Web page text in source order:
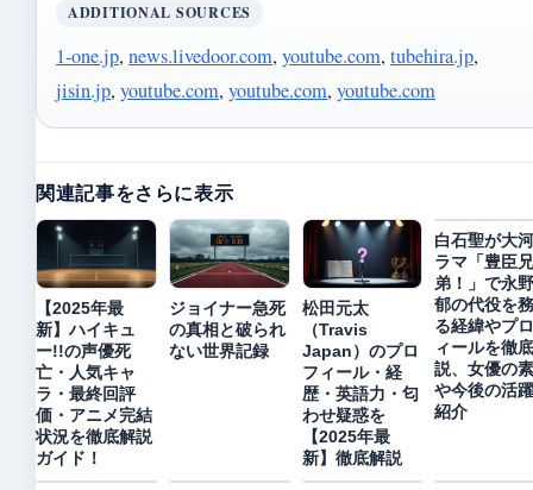
ADDITIONAL SOURCES
1-one.jp, news.livedoor.com, youtube.com, tubehira.jp,
jisin.jp, youtube.com, youtube.com, youtube.com
関連記事をさらに表示
【2025年最
新】ハイキュ
ー!!の声優死
亡・人気キャ
ラ・最終回評
価・アニメ完結
状況を徹底解説
ガイド！
ジョイナー急死
の真相と破られ
ない世界記録
松田元太
（Travis
Japan）のプロ
フィール・経
歴・英語力・匂
わせ疑惑を
【2025年最
新】徹底解説
白石聖が大
ラマ「豊臣
弟！」で永
郁の代役を
る経緯やプ
ィールを徹
説、女優の
や今後の活
紹介